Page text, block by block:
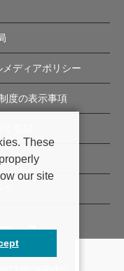
ディアポリシー
度の表示事項
These
our site